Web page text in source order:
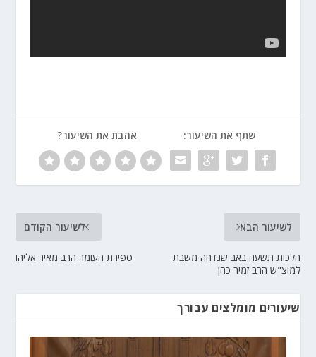
שתף את השיעור: אהבת את השיעור?
לשיעור הקודם
ספירת העומר הרב מאיר אליהו
לשיעור הבא
הלכות תשעה באב שנדחה משבת
למוצ"ש הרב זמיר כהן
שיעורים מומלצים עבורך